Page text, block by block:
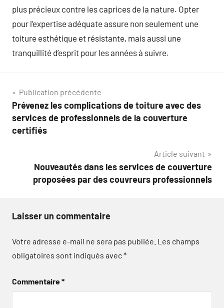
plus précieux contre les caprices de la nature. Opter
pour l’expertise adéquate assure non seulement une
toiture esthétique et résistante, mais aussi une
tranquillité d’esprit pour les années à suivre.
Navigation
de
l’article
Publication précédente
Prévenez les complications de toiture avec des
services de professionnels de la couverture
certifiés
Article suivant
Nouveautés dans les services de couverture
proposées par des couvreurs professionnels
Laisser un commentaire
Votre adresse e-mail ne sera pas publiée. Les champs
obligatoires sont indiqués avec*
Commentaire*